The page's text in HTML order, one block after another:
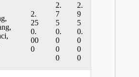
2.
25
0.
00
0
2.
7
5
0.
0
0
0
2.
9
5
0.
0
0
0